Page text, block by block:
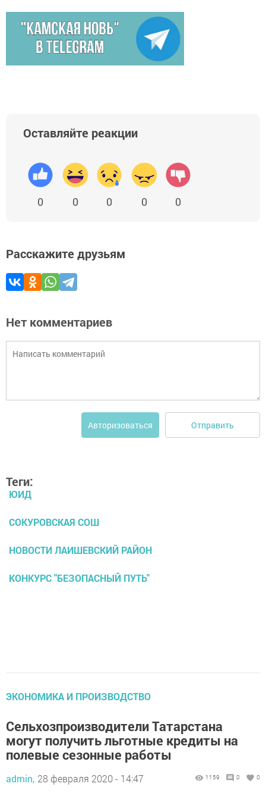
Оставляйте реакции
0 0 0 0 0
Расскажите друзьям
Нет комментариев
Авторизоваться Отправить
Теги:
ЮИД
СОКУРОВСКАЯ СОШ
НОВОСТИ ЛАИШЕВСКИЙ РАЙОН
КОНКУРС "БЕЗОПАСНЫЙ ПУТЬ"
ЭКОНОМИКА И ПРОИЗВОДСТВО
Сельхозпроизводители Татарстана
могут получить льготные кредиты на
полевые сезонные работы
admin, 28 февраля 2020 - 14:47 1159 0 0